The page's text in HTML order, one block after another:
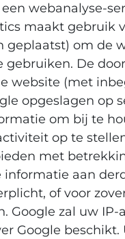
webanalyse-
maakt gebruik
geplaatst) om de
gebruiken. De
website (met
opgeslagen op
om bij te
op te
met
informatie aan
of voor
Google zal uw
Google